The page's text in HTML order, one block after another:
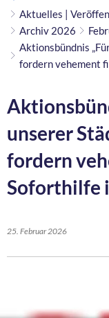
Aktuelles |
Archiv 2026
Aktionsbündnis
fordern vehement
unserer
fordern
Soforthilfe
25. Februar 2026